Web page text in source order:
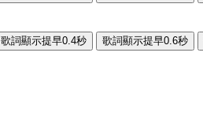
歌詞顯示提早0.4秒 歌詞顯示提早0.6秒